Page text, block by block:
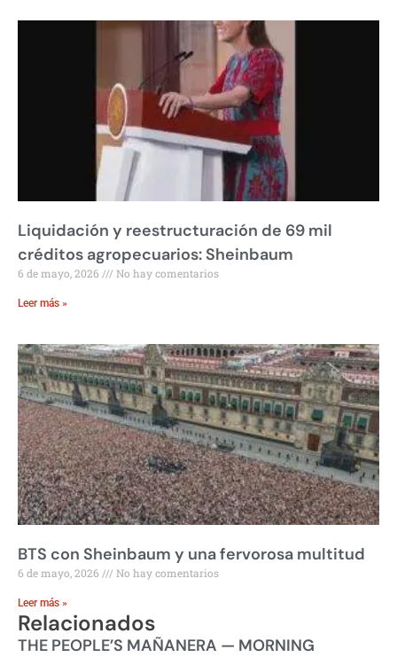
Liquidación y reestructuración de 69 mil
créditos agropecuarios: Sheinbaum
6 de mayo, 2026 No hay comentarios
Leer más »
BTS con Sheinbaum y una fervorosa multitud
6 de mayo, 2026 No hay comentarios
Leer más »
Relacionados
THE PEOPLE’S MAÑANERA — MORNING